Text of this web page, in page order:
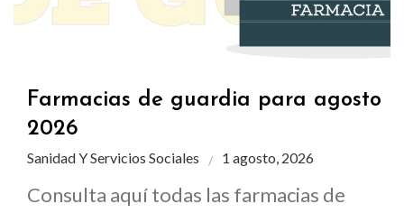
Farmacias de guardia para agosto
2026
Sanidad Y Servicios Sociales 1 agosto, 2026
Consulta aquí todas las farmacias de